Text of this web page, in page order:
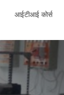
आईटीआई कोर्स